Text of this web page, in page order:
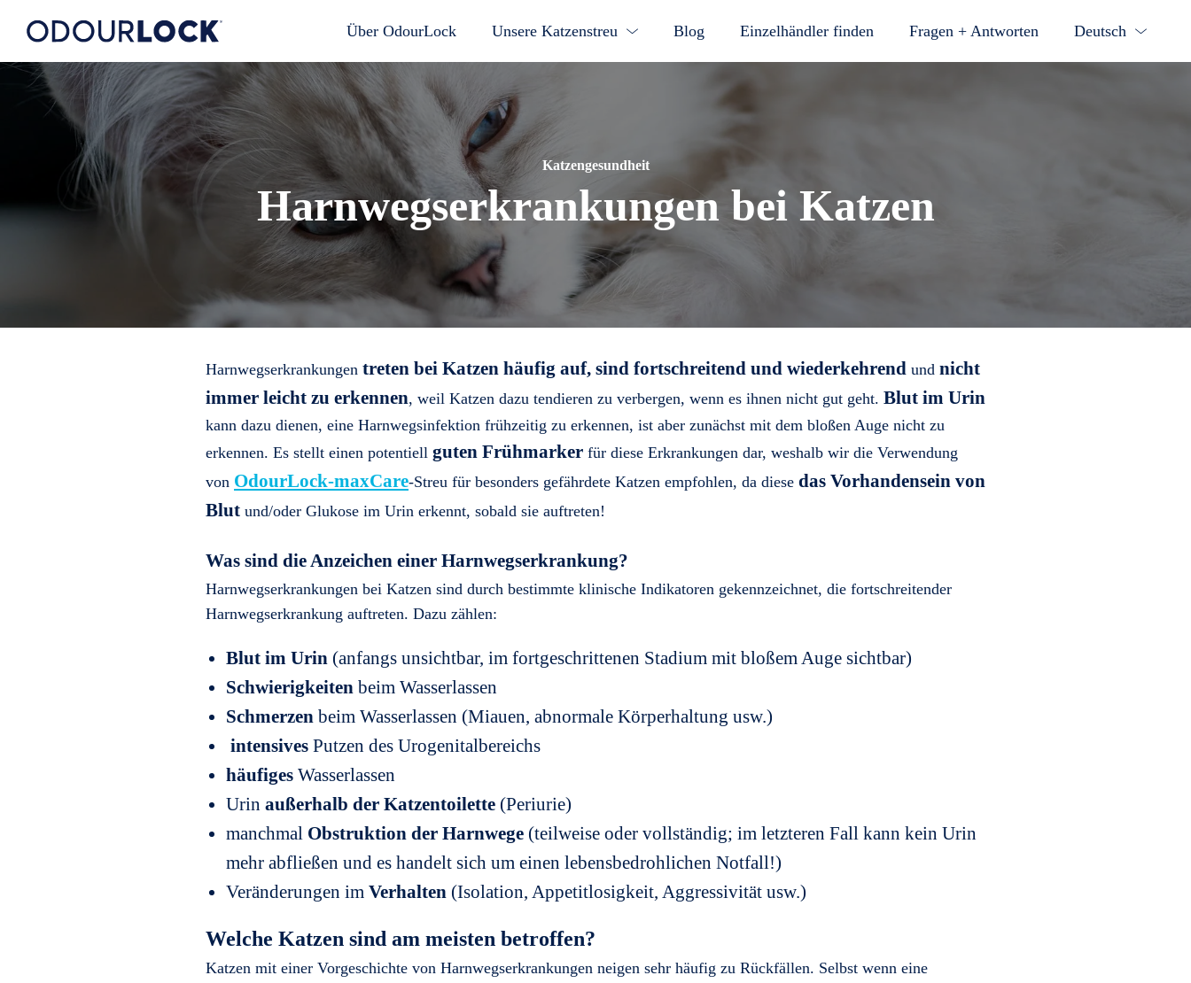
Über OdourLock Unsere Katzenstreu Blog Einzelhändler finden Fragen + Antworten Deutsch
Katzengesundheit
Harnwegserkrankungen bei Katzen
Harnwegserkrankungen treten bei Katzen häufig auf, sind fortschreitend und wiederkehrend und nicht
immer leicht zu erkennen, weil Katzen dazu tendieren zu verbergen, wenn es ihnen nicht gut geht. Blut im Urin
kann dazu dienen, eine Harnwegsinfektion frühzeitig zu erkennen, ist aber zunächst mit dem bloßen Auge nicht zu
erkennen. Es stellt einen potentiell guten Frühmarker für diese Erkrankungen dar, weshalb wir die Verwendung
von OdourLock-maxCare-Streu für besonders gefährdete Katzen empfohlen, da diese das Vorhandensein von
Blut und/oder Glukose im Urin erkennt, sobald sie auftreten!
Was sind die Anzeichen einer Harnwegserkrankung?
Harnwegserkrankungen bei Katzen sind durch bestimmte klinische Indikatoren gekennzeichnet, die fortschreitender
Harnwegserkrankung auftreten. Dazu zählen:
Blut im Urin (anfangs unsichtbar, im fortgeschrittenen Stadium mit bloßem Auge sichtbar)
Schwierigkeiten beim Wasserlassen
Schmerzen beim Wasserlassen (Miauen, abnormale Körperhaltung usw.)
intensives Putzen des Urogenitalbereichs
häufiges Wasserlassen
Urinaußerhalb der Katzentoilette (Periurie)
manchmal Obstruktion der Harnwege (teilweise oder vollständig; im letzteren Fall kann kein Urin
mehr abfließen und es handelt sich um einen lebensbedrohlichen Notfall!)
Veränderungen imVerhalten (Isolation, Appetitlosigkeit, Aggressivität usw.)
Welche Katzen sind am meisten betroffen?
Katzen mit einer Vorgeschichte von Harnwegserkrankungen neigen sehr häufig zu Rückfällen. Selbst wenn eine